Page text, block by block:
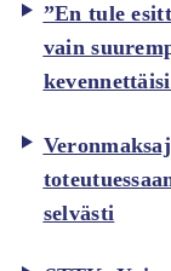
”En tule
vain
selvästi